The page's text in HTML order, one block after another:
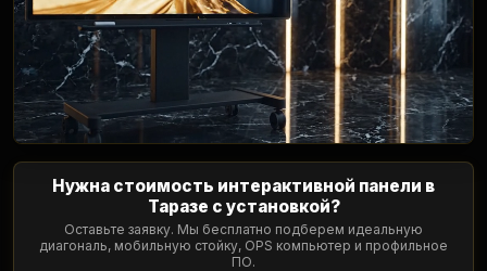
Нужна стоимость интерактивной панели в
Таразе с установкой?
Оставьте заявку. Мы бесплатно подберем идеальную
диагональ, мобильную стойку, OPS компьютер и профильное
ПО.